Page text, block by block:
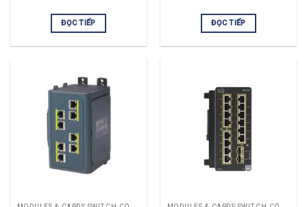
ĐỌC TIẾP ĐỌC TIẾP